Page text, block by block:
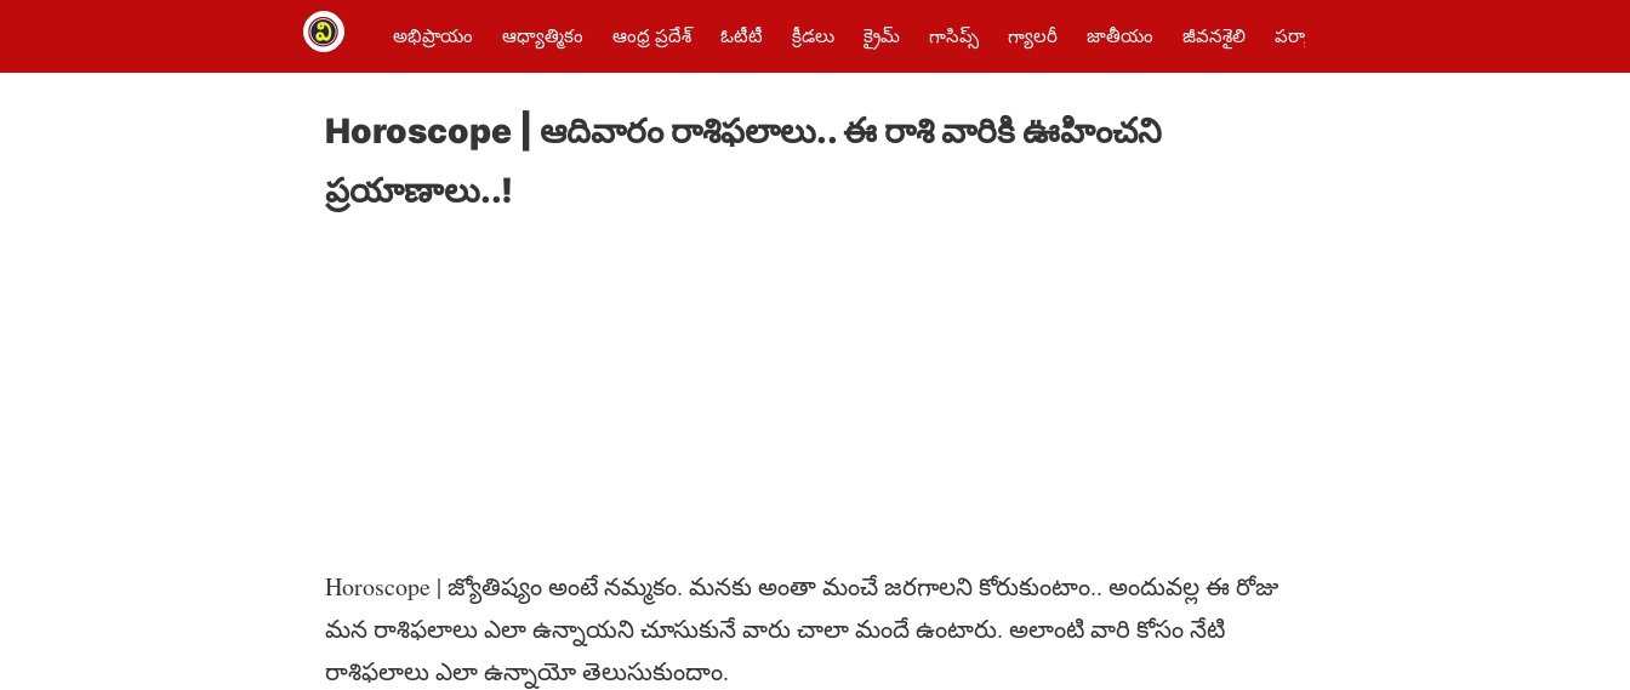
అభిప్రాయం ఆధ్యాత్మికం ఆంధ్ర ప్రదేశ్ ఓటీటీ క్రీడలు క్రైమ్‌ గాసిప్స్ గ్యాలరీ జాతీయం జీవనశైలి పర్యాటకం
Horoscope | ఆదివారం రాశిఫ‌లాలు.. ఈ రాశి వారికి ఊహించ‌ని
ప్ర‌యాణాలు..!
Horoscope | జ్యోతిష్యం అంటే న‌మ్మ‌కం. మ‌న‌కు అంతా మంచే జ‌ర‌గాల‌ని కోరుకుంటాం.. అందువ‌ల్ల ఈ రోజు
మ‌న రాశిఫ‌లాలు ఎలా ఉన్నాయ‌ని చూసుకునే వారు చాలా మందే ఉంటారు. అలాంటి వారి కోసం నేటి
రాశిఫ‌లాలు ఎలా ఉన్నాయో తెలుసుకుందాం.